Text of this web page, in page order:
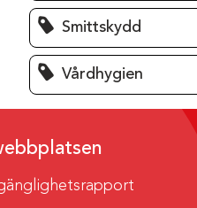
Smittskydd
Vårdhygien